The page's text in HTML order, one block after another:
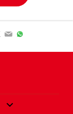
EmailWhatsApp